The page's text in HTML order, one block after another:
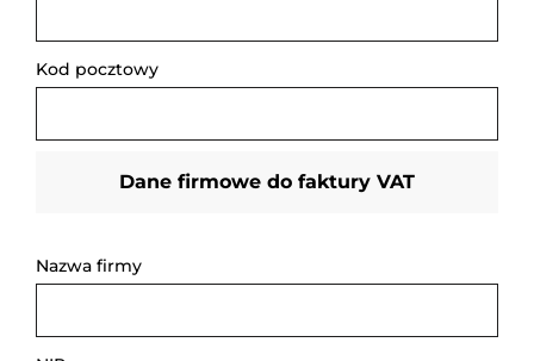
Kod pocztowy
Dane firmowe do faktury VAT
Nazwa firmy